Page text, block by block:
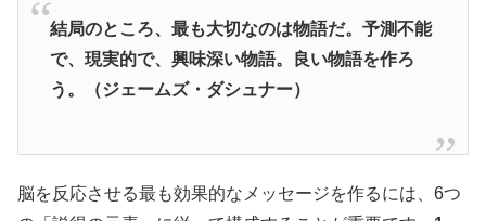
結局のところ、最も大切なのは物語だ。予測不能
で、 現実的で、興味深い物語。良い物語を作ろ
う。（ジェームズ・ ダシュナー）
脳を反応させる最も効果的なメッセージを作るには、6つ